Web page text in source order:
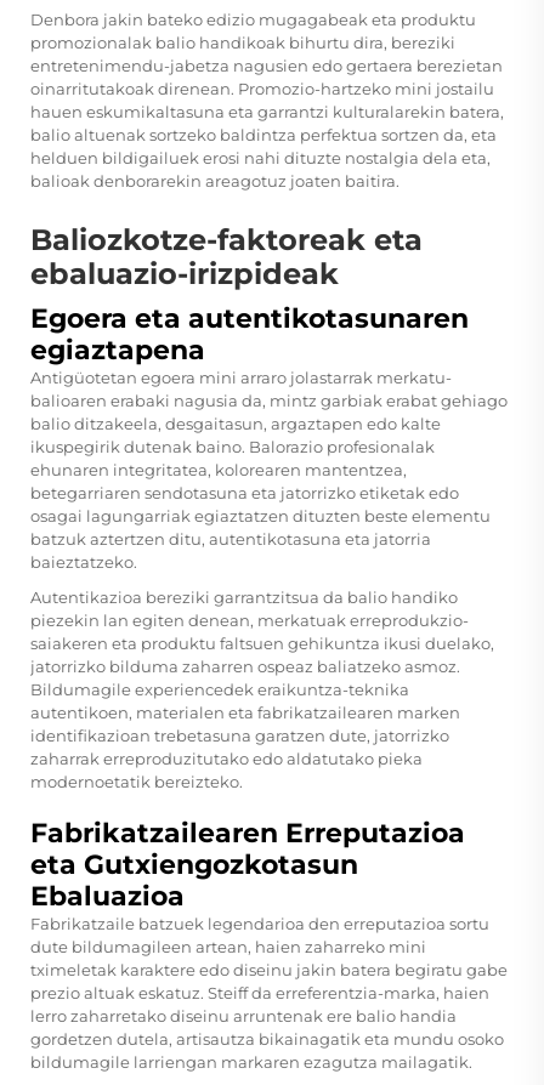
Denbora jakin bateko edizio mugagabeak eta produktu
promozionalak balio handikoak bihurtu dira, bereziki
entretenimendu-jabetza nagusien edo gertaera berezietan
oinarritutakoak direnean. Promozio-hartzeko mini jostailu
hauen eskumikaltasuna eta garrantzi kulturalarekin batera,
balio altuenak sortzeko baldintza perfektua sortzen da, eta
helduen bildigailuek erosi nahi dituzte nostalgia dela eta,
balioak denborarekin areagotuz joaten baitira.
Baliozkotze-faktoreak eta
ebaluazio-irizpideak
Egoera eta autentikotasunaren
egiaztapena
Antigüotetan egoera mini arraro jolastarrak merkatu-
balioaren erabaki nagusia da, mintz garbiak erabat gehiago
balio ditzakeela, desgaitasun, argaztapen edo kalte
ikuspegirik dutenak baino. Balorazio profesionalak
ehunaren integritatea, kolorearen mantentzea,
betegarriaren sendotasuna eta jatorrizko etiketak edo
osagai lagungarriak egiaztatzen dituzten beste elementu
batzuk aztertzen ditu, autentikotasuna eta jatorria
baieztatzeko.
Autentikazioa bereziki garrantzitsua da balio handiko
piezekin lan egiten denean, merkatuak erreprodukzio-
saiakeren eta produktu faltsuen gehikuntza ikusi duelako,
jatorrizko bilduma zaharren ospeaz baliatzeko asmoz.
Bildumagile experiencedek eraikuntza-teknika
autentikoen, materialen eta fabrikatzailearen marken
identifikazioan trebetasuna garatzen dute, jatorrizko
zaharrak erreproduzitutako edo aldatutako pieka
modernoetatik bereizteko.
Fabrikatzailearen Erreputazioa
eta Gutxiengozkotasun
Ebaluazioa
Fabrikatzaile batzuek legendarioa den erreputazioa sortu
dute bildumagileen artean, haien zaharreko mini
tximeletak karaktere edo diseinu jakin batera begiratu gabe
prezio altuak eskatuz. Steiff da erreferentzia-marka, haien
lerro zaharretako diseinu arruntenak ere balio handia
gordetzen dutela, artisautza bikainagatik eta mundu osoko
bildumagile larriengan markaren ezagutza mailagatik.